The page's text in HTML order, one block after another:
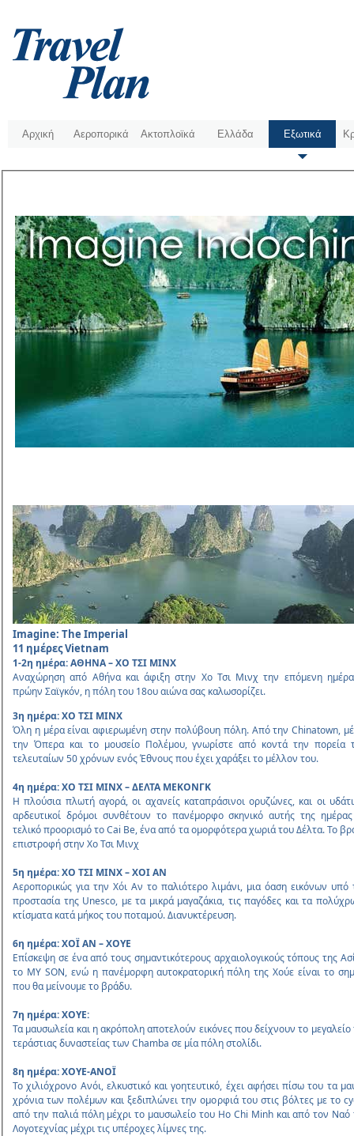
Αρχική Αεροπορικά Ακτοπλοϊκά Ελλάδα Εξωτικά
Imagine: The Imperial
11 ηµέρες Vietnam
1-2η ηµέρα: ΑΘΗΝΑ – ΧΟ ΤΣΙ ΜΙΝΧ
Αναχώρηση από Αθήνα και άφιξη στην Χο Τσι Μινχ την επόµενη
πρώην Σαϊγκόν, η πόλη του 18ου αιώνα σας καλωσορίζει.
3η ηµέρα: ΧΟ ΤΣΙ ΜΙΝΧ
Όλη η µέρα είναι αφιερωµένη στην πολύβουη πόλη. Από την Chinatown,
την Όπερα και το µουσείο Πολέµου, γνωρίστε από κοντά την πορεία
τελευταίων 50 χρόνων ενός Έθνους που έχει χαράξει το µέλλον του.
4η ηµέρα: ΧΟ ΤΣΙ ΜΙΝΧ – ΔΕΛΤΑ ΜΕΚΟΝΓΚ
Η πλούσια πλωτή αγορά, οι αχανείς καταπράσινοι ορυζώνες, και οι
αρδευτικοί δρόµοι συνθέτουν το πανέµορφο σκηνικό αυτής της
τελικό προορισµό το Cai Be, ένα από τα οµορφότερα χωριά του Δέλτα. Το
επιστροφή στην Χο Τσι Μινχ
5η ηµέρα: ΧΟ ΤΣΙ ΜΙΝΧ – ΧΟΙ ΑΝ
Αεροπορικώς για την Χόι Αν το παλιότερο λιµάνι, µια όαση εικόνων υπό
προστασία της Unesco, µε τα µικρά µαγαζάκια, τις παγόδες και τα
κτίσµατα κατά µήκος του ποταµού. Διανυκτέρευση.
6η ηµέρα: ΧΟΪ ΑΝ – ΧΟΥΕ
Επίσκεψη σε ένα από τους σηµαντικότερους αρχαιολογικούς τόπους της
το MY SON, ενώ η πανέµορφη αυτοκρατορική πόλη της Χούε είναι το
που θα µείνουµε το βράδυ.
7η ηµέρα: ΧΟΥΕ:
Τα µαυσωλεία και η ακρόπολη αποτελούν εικόνες που δείχνουν το µεγαλείο
τεράστιας δυναστείας των Chamba σε µία πόλη στολίδι.
8η ηµέρα: ΧΟΥΕ-ΑΝΟΪ
Το χιλιόχρονο Ανόι, ελκυστικό και γοητευτικό, έχει αφήσει πίσω του τα
χρόνια των πολέµων και ξεδιπλώνει την οµορφιά του στις βόλτες µε το
από την παλιά πόλη µέχρι το µαυσωλείο του Ho Chi Minh και από τον Ναό
Λογοτεχνίας µέχρι τις υπέροχες λίµνες της.